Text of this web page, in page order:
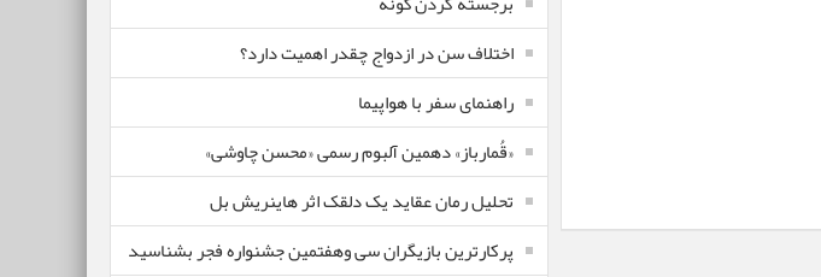
اختلاف سن در ازدواج چقدر اهمیت دارد؟
راهنمای سفر با هواپیما
«قُمارباز» دهمین آلبوم رسمی «محسن چاوشی»
تحلیل رمان عقاید یک دلقک اثر هاینریش بل
پرکارترین بازیگران سی وهفتمین جشنواره فجر بشناسید